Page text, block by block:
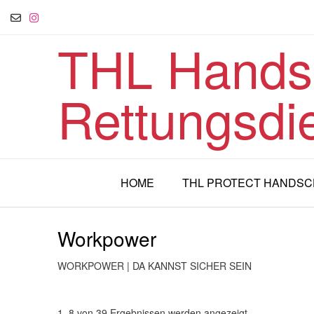
THL
HOME THL PROTECT
Workpower
WORKPOWER | DA KANNST SICHER SEIN